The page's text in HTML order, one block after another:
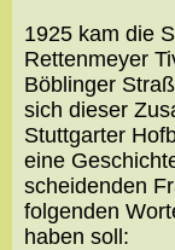
1925 kam die
Rettenmeyer
Böblinger
sich dieser
Stuttgarter
eine
scheidenden
folgenden
haben soll: